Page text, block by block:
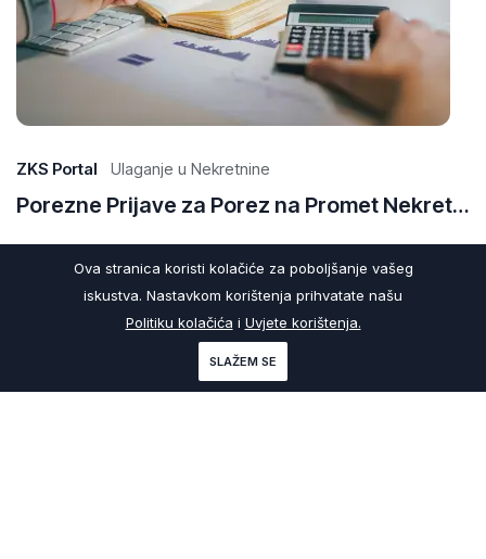
ZKS Portal Ulaganje u Nekretnine
Porezne Prijave za Porez na Promet Nekretnina: Kako Prijaviti Promet u Različitim Kantonima
Ova stranica koristi kolačiće za poboljšanje vašeg
iskustva. Nastavkom korištenja prihvatate našu
Politiku kolačića i Uvjete korištenja.
SLAŽEM SE